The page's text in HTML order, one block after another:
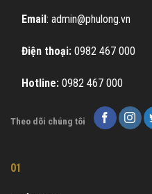
Email: admin@phulong.vn
Điện thoại: 0982 467 000
Hotline: 0982 467 000
Theo dõi chúng tôi
01